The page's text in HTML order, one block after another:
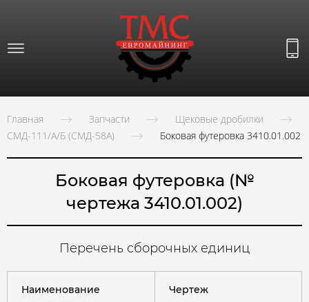
Главная Запчасти
Щековые дробилки
СМД-111/А/Б (СМД-58А)
Боковая футеровка 3410.01.002
Боковая футеровка (№
чертежа 3410.01.002)
Перечень сборочных единиц
Наименование Чертеж